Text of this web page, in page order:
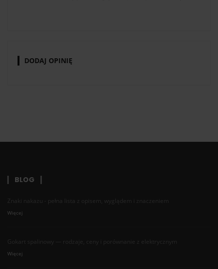
DODAJ OPINIĘ
BLOG
Znaki nakazu - pełna lista z opisem, wyglądem i znaczeniem
Więcej
Gokart spalinowy — rodzaje, ceny i porównanie z elektrycznym
Więcej